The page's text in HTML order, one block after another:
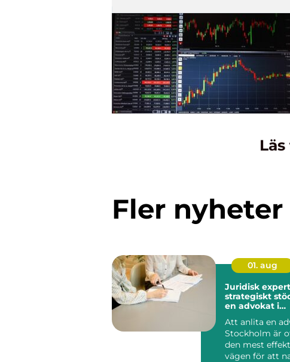
Fler nyheter
01. aug
Juridisk
strategiskt
en advokat i
Att anlita en
Stockholm är
den mest
vägen för att